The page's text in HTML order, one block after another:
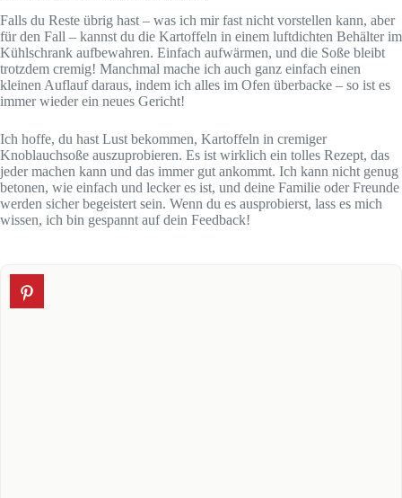
Falls du Reste übrig hast – was ich mir fast nicht vorstellen kann, aber
für den Fall – kannst du die Kartoffeln in einem luftdichten Behälter im
Kühlschrank aufbewahren. Einfach aufwärmen, und die Soße bleibt
trotzdem cremig! Manchmal mache ich auch ganz einfach einen
kleinen Auflauf daraus, indem ich alles im Ofen überbacke – so ist es
immer wieder ein neues Gericht!
Ich hoffe, du hast Lust bekommen, Kartoffeln in cremiger
Knoblauchsoße auszuprobieren. Es ist wirklich ein tolles Rezept, das
jeder machen kann und das immer gut ankommt. Ich kann nicht genug
betonen, wie einfach und lecker es ist, und deine Familie oder Freunde
werden sicher begeistert sein. Wenn du es ausprobierst, lass es mich
wissen, ich bin gespannt auf dein Feedback!